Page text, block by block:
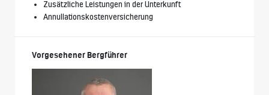
Zusätzliche Leistungen in der Unterkunft
Annullationskostenversicherung
Vorgesehener Bergführer